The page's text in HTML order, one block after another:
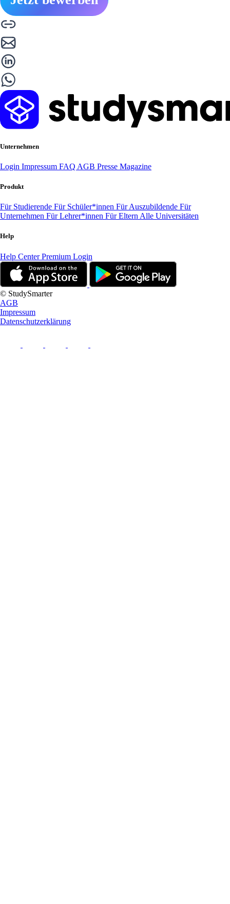
Unternehmen
Login Impressum FAQ AGB Presse Magazine
Produkt
Für Studierende Für Schüler*innen Für Auszubildende Für
Unternehmen Für Lehrer*innen Für Eltern Alle Universitäten
Help
Help CenterPremium Login
© StudySmarter
AGB
Impressum
Datenschutzerklärung